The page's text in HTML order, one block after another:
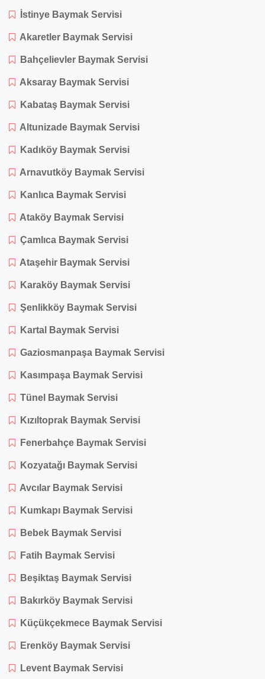
İstinye Baymak Servisi
Akaretler Baymak Servisi
Bahçelievler Baymak Servisi
Aksaray Baymak Servisi
Kabataş Baymak Servisi
Altunizade Baymak Servisi
Kadıköy Baymak Servisi
Arnavutköy Baymak Servisi
Kanlıca Baymak Servisi
Ataköy Baymak Servisi
Çamlıca Baymak Servisi
Ataşehir Baymak Servisi
Karaköy Baymak Servisi
Şenlikköy Baymak Servisi
Kartal Baymak Servisi
Gaziosmanpaşa Baymak Servisi
Kasımpaşa Baymak Servisi
Tünel Baymak Servisi
Kızıltoprak Baymak Servisi
Fenerbahçe Baymak Servisi
Kozyatağı Baymak Servisi
Avcılar Baymak Servisi
Kumkapı Baymak Servisi
Bebek Baymak Servisi
Fatih Baymak Servisi
Beşiktaş Baymak Servisi
Bakırköy Baymak Servisi
Küçükçekmece Baymak Servisi
Erenköy Baymak Servisi
Levent Baymak Servisi